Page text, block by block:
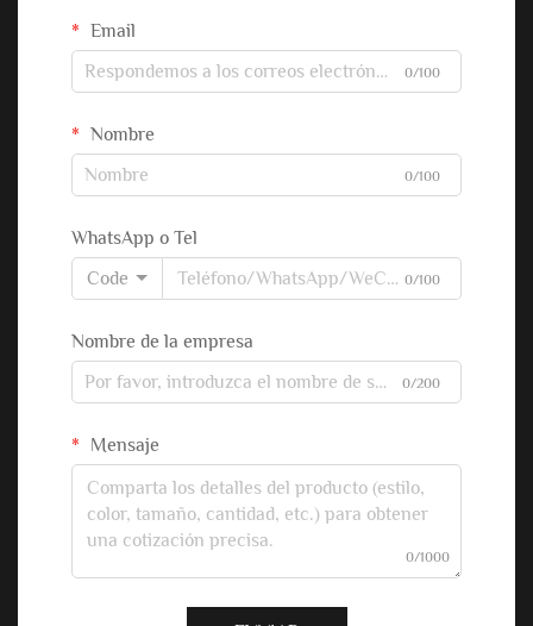
Email
0/100
Nombre
0/100
WhatsApp o Tel
Code
0/100
Nombre de la empresa
0/200
Mensaje
0/1000